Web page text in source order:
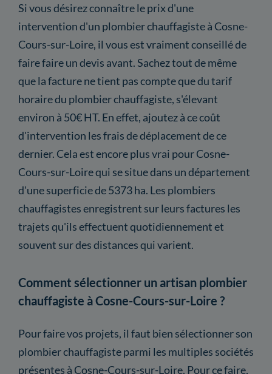
Si vous désirez connaître le prix d'une
intervention d'un plombier chauffagiste à Cosne-
Cours-sur-Loire, il vous est vraiment conseillé de
faire faire un devis avant. Sachez tout de même
que la facture ne tient pas compte que du tarif
horaire du plombier chauffagiste, s'élevant
environ à 50€ HT. En effet, ajoutez à ce coût
d'intervention les frais de déplacement de ce
dernier. Cela est encore plus vrai pour Cosne-
Cours-sur-Loire qui se situe dans un département
d'une superficie de 5373 ha. Les plombiers
chauffagistes enregistrent sur leurs factures les
trajets qu'ils effectuent quotidiennement et
souvent sur des distances qui varient.
Comment sélectionner un artisan plombier
chauffagiste à Cosne-Cours-sur-Loire ?
Pour faire vos projets, il faut bien sélectionner son
plombier chauffagiste parmi les multiples sociétés
présentes à Cosne-Cours-sur-Loire. Pour ce faire,